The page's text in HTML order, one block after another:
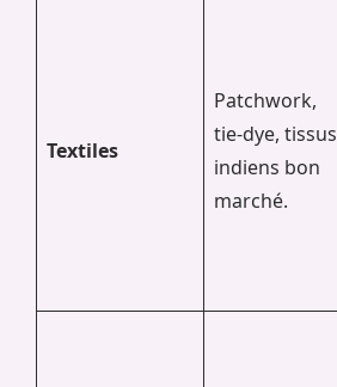
Textiles
Patchwork,
tie-dye, tissus
indiens bon
marché.